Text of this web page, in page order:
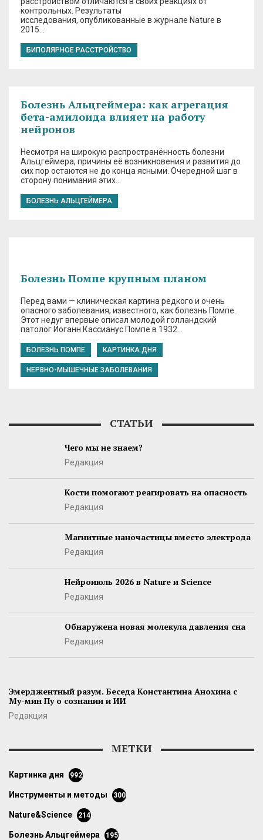
контрольных. Результаты
исследования, опубликованные в журнале Nature в
2015…
БИПОЛЯРНОЕ РАССТРОЙСТВО
Болезнь Альцгеймера: как агрегация
бета-амилоида влияет на работу
нейронов
Несмотря на широкую распространённость болезни
Альцгеймера, причины её возникновения и развития до
сих пор остаются не до конца ясными. Очередной шаг в
сторону понимания этих…
БОЛЕЗНЬ АЛЬЦГЕЙМЕРА
Болезнь Помпе крупным планом
Перед вами — клиническая картина редкого и очень
опасного заболевания, известного, как болезнь Помпе.
Этот недуг впервые описал молодой голландский
патолог Иоганн Кассианус Помпе в 1932…
БОЛЕЗНЬ ПОМПЕ КАРТИНКА ДНЯ
НЕРВНО-МЫШЕЧНЫЕ ЗАБОЛЕВАНИЯ
СТАТЬИ
Чего мы не знаем?
Редакция
Кости помогают реагировать на опасность
Редакция
Магнитные наночастицы вместо электрода
Редакция
Нейроиюль 2026 в Nature и Science
Редакция
Обнаружена новая молекула давления сна
Редакция
Эмерджентный разум. Беседа Константина Анохина с
Му-мин Пу о сознании и ИИ
Редакция
МЕТКИ
картинка дня 992
инструменты и методы 300
Nature&Science 214
болезнь Альцгеймера 195